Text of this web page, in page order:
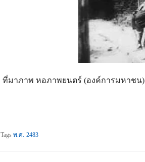
ที่มาภาพ หอภาพยนตร์ (องค์การมหาชน)
Tagsพ.ศ. 2483